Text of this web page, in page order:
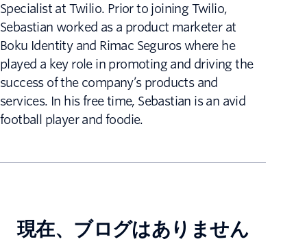
Specialist at Twilio. Prior to joining Twilio,
Sebastian worked as a product marketer at
Boku Identity and Rimac Seguros where he
played a key role in promoting and driving the
success of the company’s products and
services. In his free time, Sebastian is an avid
football player and foodie.
現在、ブログはありません